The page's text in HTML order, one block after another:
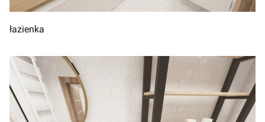
łazienka